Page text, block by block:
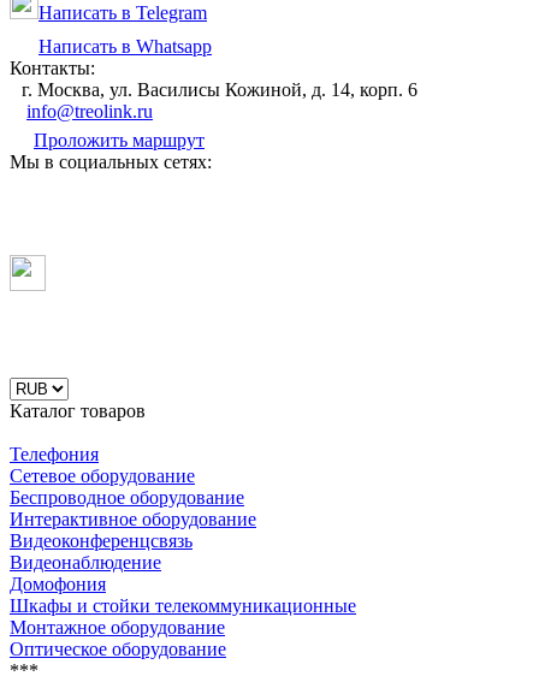
Написать в Telegram
Написать в Whatsapp
Контакты:
г. Москва, ул. Василисы Кожиной, д. 14, корп. 6
info@treolink.ru
Проложить маршрут
Мы в социальных сетях:
Каталог товаров
Телефония
Сетевое оборудование
Беспроводное оборудование
Интерактивное оборудование
Видеоконференцсвязь
Видеонаблюдение
Домофония
Шкафы и стойки телекоммуникационные
Монтажное оборудование
Оптическое оборудование
***